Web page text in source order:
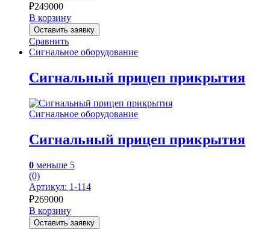
₽249000
В корзину
Оставить заявку
Сравнить
Сигнальное оборудование
Сигнальный прицеп прикрытия
Сигнальное оборудование
Сигнальный прицеп прикрытия
0 меньше 5
(0)
Артикул: 1-114
₽269000
В корзину
Оставить заявку